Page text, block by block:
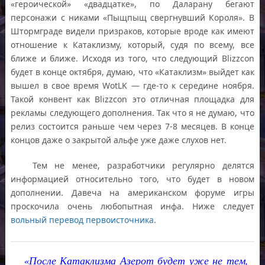
«героической» «двадцатке», по Даларану бегают
персонажи с никами «Пыщпыщ свергнувший Короля». В
Штормграде видели призраков, которые вроде как имеют
отношение к Катаклизму, который, судя по всему, все
ближе и ближе. Исходя из того, что следующий Blizzcon
будет в конце октября, думаю, что «Катаклизм» выйдет как
вышел в свое время WotLK — где-то к середине ноября.
Такой конвент как Blizzcon это отличная площадка для
рекламы следующего дополнения. Так что я не думаю, что
релиз состоится раньше чем через 7-8 месяцев. В конце
концов даже о закрытой альфе уже даже слухов нет.
Тем не менее, разработчики регулярно делятся
информацией относительно того, что будет в новом
дополнении. Давеча на американском форуме игры
проскочила очень любопытная инфа. Ниже следует
вольный перевод первоисточника.
«После Катаклизма Азерот будет уже не тем,